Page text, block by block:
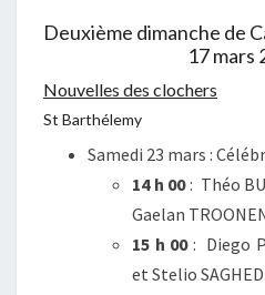
Deuxième dimanche de
17 mars
Nouvelles des clochers
St Barthélemy
Samedi 23 mars :
14 h 00: Théo
Gaelan
15 h 00 : Diego
et Stelio